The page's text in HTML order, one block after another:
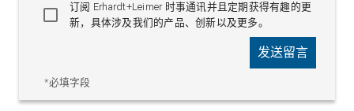
订阅 Erhardt+Leimer 时事通讯并且定期获得有趣的更
新，具体涉及我们的产品、创新以及更多。
*必填字段
发送留言